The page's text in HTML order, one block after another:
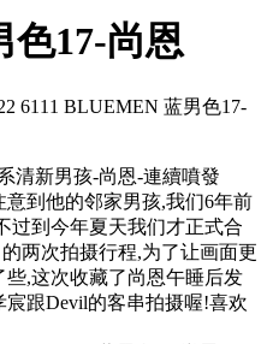
色17-尚恩
6111 BLUEMEN 蓝男色17-
清新男孩-尚恩-連續噴發
到他的邻家男孩,我们6年前
过到今年夏天我们才正式合
两次拍摄行程,为了让画面更
,这次收藏了尚恩午睡后发
跟Devil的客串拍摄喔!喜欢